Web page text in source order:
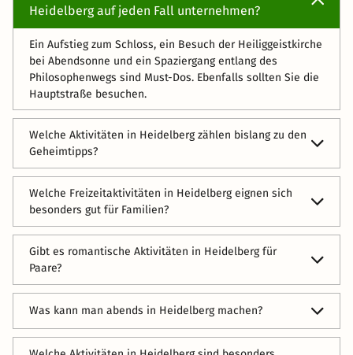
Heidelberg auf jeden Fall unternehmen?
Ein Aufstieg zum Schloss, ein Besuch der Heiliggeistkirche
bei Abendsonne und ein Spaziergang entlang des
Philosophenwegs sind Must-Dos. Ebenfalls sollten Sie die
Hauptstraße besuchen.
Welche Aktivitäten in Heidelberg zählen bislang zu den
Geheimtipps?
Technikinteressierte eine Fahrt mit dem Solarschiff auf
dem Neckar und für Leute mit viel Selbstironie ein Foto
mit dem Brückenaffen an der alten Brücke.
Welche Freizeitaktivitäten in Heidelberg eignen sich
besonders gut für Familien?
mit Ihrer Familie auch genug Zeit lassen sollten. Ebenfalls
können Sie gemeinsam bei einem Picknick auf der
Neckarwiese entspannen, bevor es weiter zum nächsten
Erlebnis geht!
Gibt es romantische Aktivitäten in Heidelberg für
Paare?
Schloss am Abend mit einem darauffolgenden Dinner in
der Altstadt sein.
Was kann man abends in Heidelberg machen?